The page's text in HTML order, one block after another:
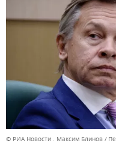
© РИА Новости . Максим Блинов